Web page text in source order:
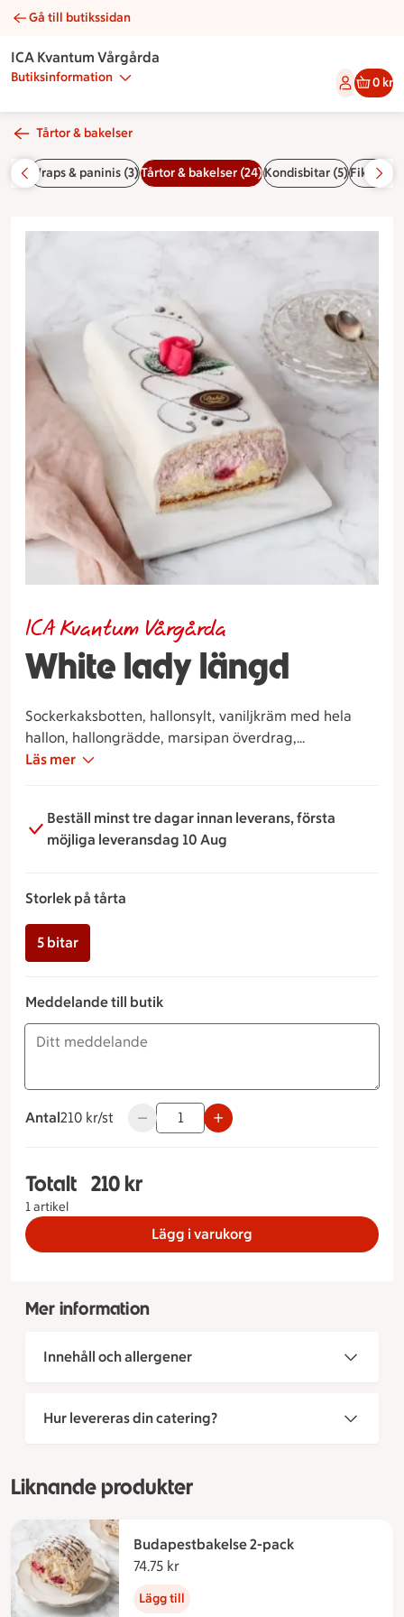
White lady längd | Catering ICA Kvantum Vårgårda
Gå till butikssidan
ICA Kvantum Vårgårda
Butiksinformation 0 kr
Tårtor & bakelser
(6) Wraps & paninis (3)Tårtor & bakelser (24)Kondisbitar (5)Fikabröd
White lady längd
ICA Kvantum Vårgårda
Sockerkaksbotten, hallonsylt, vaniljkräm med hela
hallon, hallongrädde, marsipan överdrag,
marsipanros och choklad dekoration.
Läs mer
Beställ minst tre dagar innan leverans, första
möjliga leveransdag 10 Aug
Storlek på tårta
5 bitar
Meddelande till butik
Antal
210 kronor styck
210 kr/st Använd knapparna för att minska eller
Totalt
1 artikel
Totalt 1 stycken White Lady Längd Storlek på
210 kr
Lägg i varukorg
Mer information
Innehåll och allergener
Hur levereras din catering?
Liknande produkter
Budapestbakelse 2-pack
74.75 kr
Lägg till